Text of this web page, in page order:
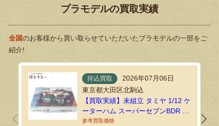
プラモデルの買取実績
全国のお客様から買い取らせていただいたプラモデルの一部をご
紹介!
持込買取
2026年07月06日
東京都大田区北駒込
【買取実績】未組立 タミヤ 1/12 ケ
ーターハム スーパーセブンBDR プ
ラモデルを練馬店で買取しました